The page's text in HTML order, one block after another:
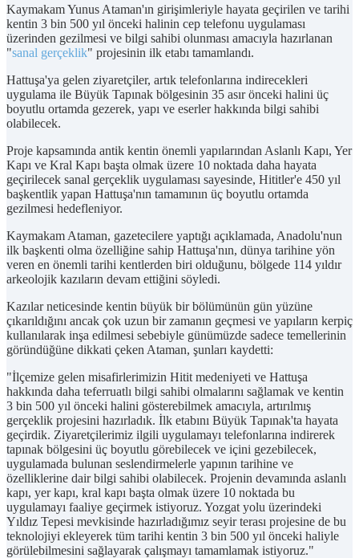
Kaymakam Yunus Ataman'ın girişimleriyle hayata geçirilen ve tarihi
kentin 3 bin 500 yıl önceki halinin cep telefonu uygulaması
üzerinden gezilmesi ve bilgi sahibi olunması amacıyla hazırlanan
"sanal gerçeklik" projesinin ilk etabı tamamlandı.
Hattuşa'ya gelen ziyaretçiler, artık telefonlarına indirecekleri
uygulama ile Büyük Tapınak bölgesinin 35 asır önceki halini üç
boyutlu ortamda gezerek, yapı ve eserler hakkında bilgi sahibi
olabilecek.
Proje kapsamında antik kentin önemli yapılarından Aslanlı Kapı, Yer
Kapı ve Kral Kapı başta olmak üzere 10 noktada daha hayata
geçirilecek sanal gerçeklik uygulaması sayesinde, Hititler'e 450 yıl
başkentlik yapan Hattuşa'nın tamamının üç boyutlu ortamda
gezilmesi hedefleniyor.
Kaymakam Ataman, gazetecilere yaptığı açıklamada, Anadolu'nun
ilk başkenti olma özelliğine sahip Hattuşa'nın, dünya tarihine yön
veren en önemli tarihi kentlerden biri olduğunu, bölgede 114 yıldır
arkeolojik kazıların devam ettiğini söyledi.
Kazılar neticesinde kentin büyük bir bölümünün gün yüzüne
çıkarıldığını ancak çok uzun bir zamanın geçmesi ve yapıların kerpiç
kullanılarak inşa edilmesi sebebiyle günümüzde sadece temellerinin
göründüğüne dikkati çeken Ataman, şunları kaydetti:
"İlçemize gelen misafirlerimizin Hitit medeniyeti ve Hattuşa
hakkında daha teferruatlı bilgi sahibi olmalarını sağlamak ve kentin
3 bin 500 yıl önceki halini gösterebilmek amacıyla, artırılmış
gerçeklik projesini hazırladık. İlk etabını Büyük Tapınak'ta hayata
geçirdik. Ziyaretçilerimiz ilgili uygulamayı telefonlarına indirerek
tapınak bölgesini üç boyutlu görebilecek ve içini gezebilecek,
uygulamada bulunan seslendirmelerle yapının tarihine ve
özelliklerine dair bilgi sahibi olabilecek. Projenin devamında aslanlı
kapı, yer kapı, kral kapı başta olmak üzere 10 noktada bu
uygulamayı faaliye geçirmek istiyoruz. Yozgat yolu üzerindeki
Yıldız Tepesi mevkisinde hazırladığımız seyir terası projesine de bu
teknolojiyi ekleyerek tüm tarihi kentin 3 bin 500 yıl önceki haliyle
görülebilmesini sağlayarak çalışmayı tamamlamak istiyoruz."